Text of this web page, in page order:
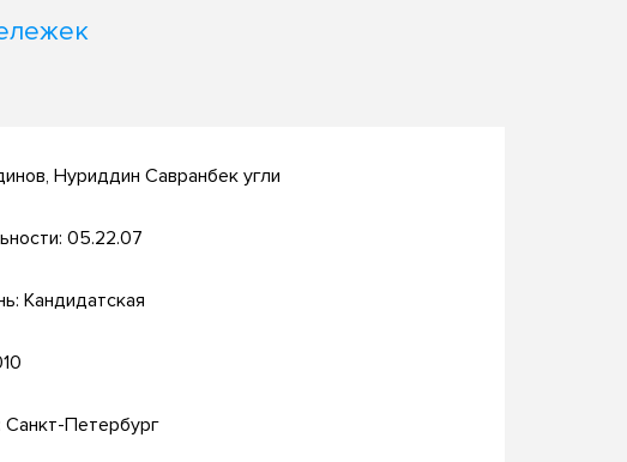
Нуриддин Савранбек угли
05.22.07
Кандидатская
Санкт-Петербург